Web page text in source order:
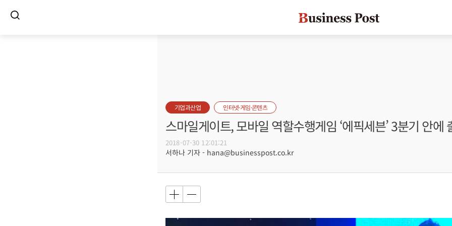
기업과산업 인터넷·게임·콘텐츠
스마일게이트, 모바일 역할수행게임 ‘에픽세븐’ 3분기 안에
2018-07-30 12:01:21
서하나 기자 - hana@businesspost.co.kr